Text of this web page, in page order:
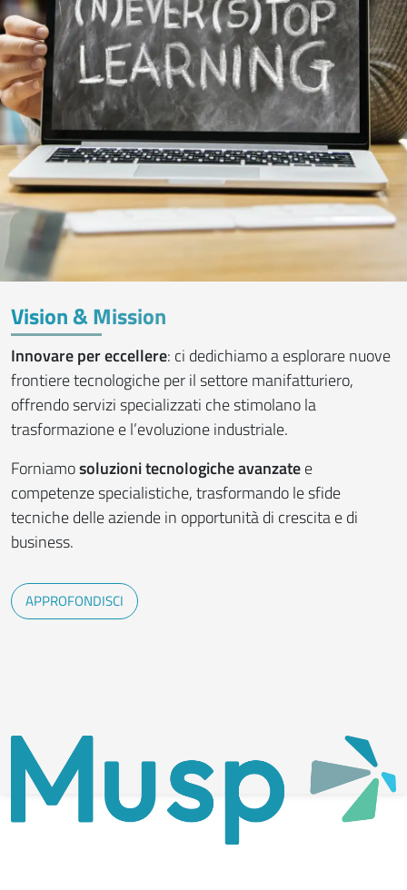
Vision & Mission
Innovare per eccellere: ci dedichiamo a esplorare nuove
frontiere tecnologiche per il settore manifatturiero,
offrendo servizi specializzati che stimolano la
trasformazione e l’evoluzione industriale.
Forniamosoluzioni tecnologiche avanzatee
competenze specialistiche, trasformando le sfide
tecniche delle aziende in opportunità di crescita e di
business.
APPROFONDISCI
Image